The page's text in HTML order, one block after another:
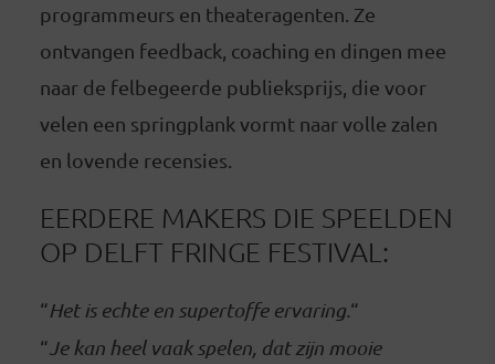
programmeurs en theateragenten. Ze
ontvangen feedback, coaching en dingen mee
naar de felbegeerde publieksprijs, die voor
velen een springplank vormt naar volle zalen
en lovende recensies.
EERDERE MAKERS DIE SPEELDEN
OP DELFT FRINGE FESTIVAL:
“Het is echte en supertoffe ervaring.“
“Je kan heel vaak spelen, dat zijn mooie